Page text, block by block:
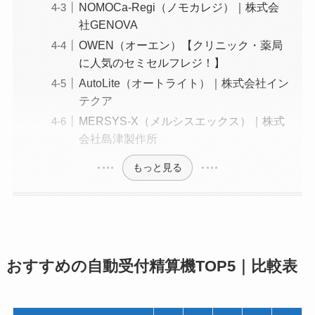
NOMOCa-Regi（ノモカレジ）｜株式会
社GENOVA
OWEN（オーエン）【クリニック・薬局
に人気のセミセルフレジ！】
AutoLite（オートライト）｜株式会社イン
テクア
MERSYS-X（メルシスエックス）｜株式
会社島津製作所
もっと見る
おすすめの自動受付精算機TOP5｜比較表